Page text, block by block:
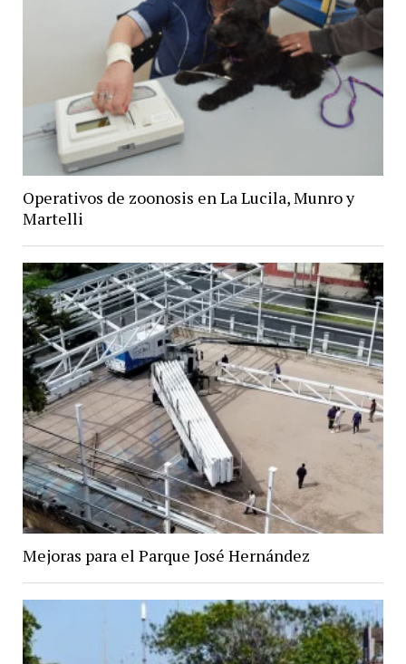
Operativos de zoonosis en La Lucila, Munro y
Martelli
Mejoras para el Parque José Hernández